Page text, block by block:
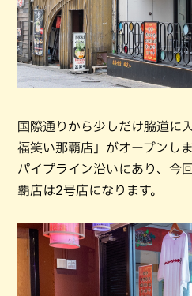
国際通りから少しだけ脇道に
福笑い那覇店」がオープンし
パイプライン沿いにあり、今
覇店は2号店になります。